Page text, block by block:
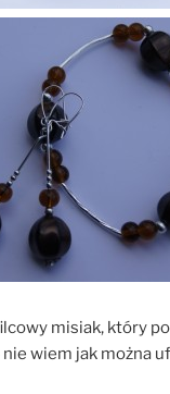
misiak, który
wiem jak można